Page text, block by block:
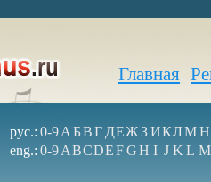
Главная
рус.: 0-9А БВГ ДЕЖ З ИКЛМН
eng.: 0-9ABCDEFGH I J K L M